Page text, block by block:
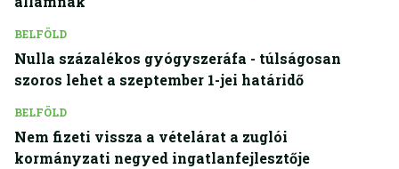
BELFÖLD
Nulla százalékos gyógyszeráfa - túlságosan
szoros lehet a szeptember 1-jei határidő
BELFÖLD
Nem fizeti vissza a vételárat a zuglói
kormányzati negyed ingatlanfejlesztője